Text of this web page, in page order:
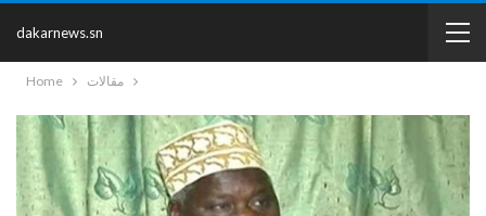
dakarnews.sn
Home مقالات